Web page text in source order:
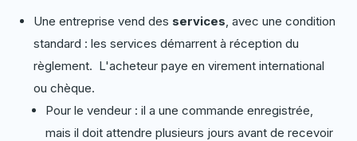
Une entreprise vend des services, avec une condition
standard : les services démarrent à réception du
règlement. L'acheteur paye en virement international
ou chèque.
Pour le vendeur : il a une commande enregistrée,
mais il doit attendre plusieurs jours avant de recevoir